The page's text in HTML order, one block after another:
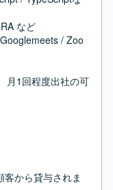
など
/ Zoo
1回程度出社の可
ら貸与されま